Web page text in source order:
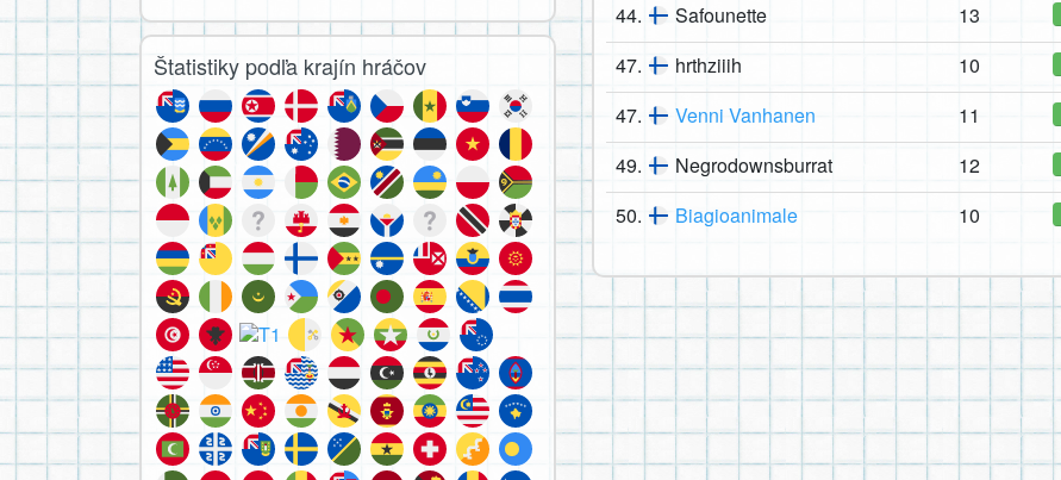
44. Safounette 13
47. hrthziiih 10
47. Venni Vanhanen 11
49. Negrodownsburrat 12
50. Biagioanimale 10
Štatistiky podľa krajín hráčov